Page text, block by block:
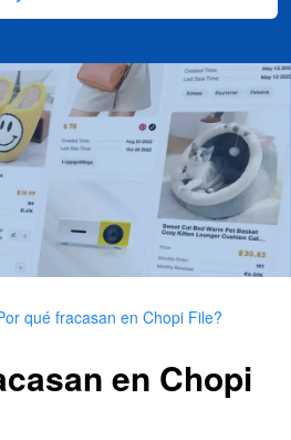
qué fracasan en Chopi File?
en Chopi